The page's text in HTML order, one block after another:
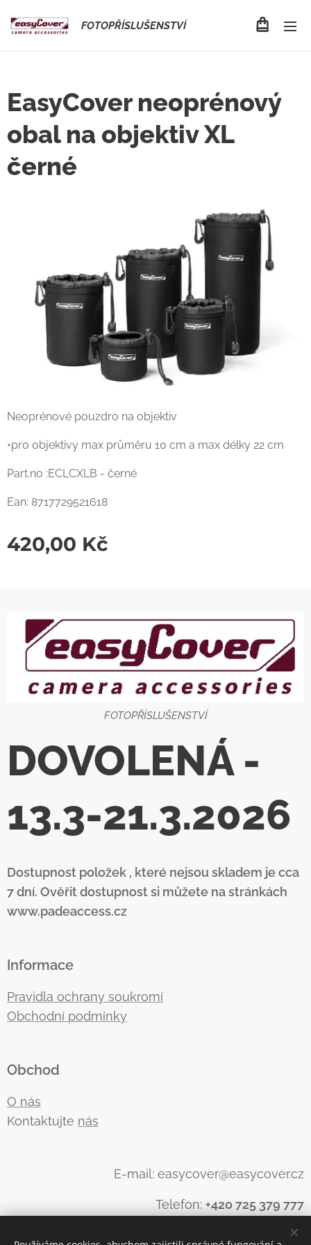
FOTOPŘÍSLUŠENSTVÍ
EasyCover neoprénový
obal na objektiv XL
černé
Neoprénové pouzdro na objektiv
•pro objektivy max průměru 10 cm a max délky 22 cm
Part.no :ECLCXLB - černé
Ean: 8717729521618
420,00 Kč
FOTOPŘÍSLUŠENSTVÍ
DOVOLENÁ -
13.3-21.3.2026
Dostupnost položek , které nejsou skladem je cca
7 dní. Ověřit dostupnost si můžete na stránkách
www.padeaccess.cz
Informace
Pravidla ochrany soukromí
Obchodní podmínky
Obchod
O nás
Kontaktujte nás
E-mail: easycover@easycover.cz
Telefon: +420 725 379 777